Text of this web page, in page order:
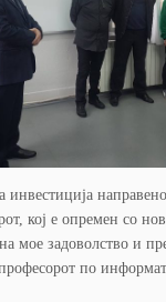
инвестиција
кој е опремен со
мое задоволство и
по